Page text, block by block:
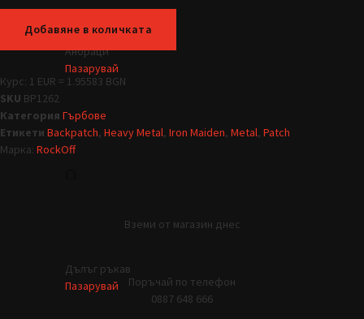
Анораци
Пазарувай
Дълъг ръкав
Пазарувай
Добавяне в количката
Курс: 1 EUR = 1.95583 BGN
SKU BP1262
Категория Гърбове
Етикети Backpatch, Heavy Metal, Iron Maiden, Metal, Patch
Марка: RockOff
Вземи от магазин днес
Поръчай по телефон
0887 648 666